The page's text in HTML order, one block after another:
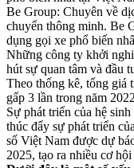
Be Group: Chuyên về
chuyển thông minh. Be
dụng gọi xe phổ biến
Những công ty khởi
hút sự quan tâm và đầu
Theo thống kê, tổng giá
gấp 3 lần trong năm
Sự phát triển của hệ
thúc đẩy sự phát triển
số Việt Nam được dự
2025, tạo ra nhiều cơ